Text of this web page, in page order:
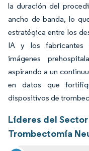
la duración del
ancho de banda, lo
estratégica entre los
IA y los fabricantes
imágenes
aspirando a un
en datos que
dispositivos de
Líderes del
Trombectomía